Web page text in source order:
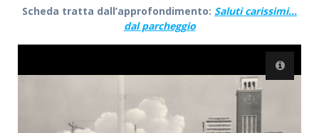
Scheda tratta dall’approfondimento: Saluti carissimi…
dal parcheggio